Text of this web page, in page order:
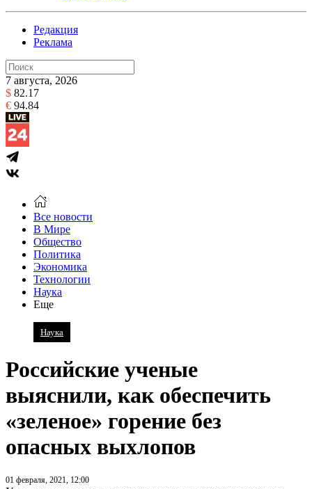
Редакция
Реклама
7 августа, 2026
$ 82.17
€ 94.84
Все новости
В Мире
Общество
Политика
Экономика
Технологии
Наука
Еще
Наука
Российские ученые
выяснили, как обеспечить
«зеленое» горение без
опасных выхлопов
01 февраля, 2021, 12:00